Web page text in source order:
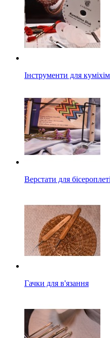
Інструменти для
Верстати для
Гачки для в'язання